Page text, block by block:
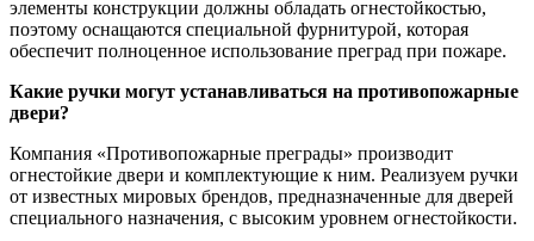
элементы конструкции должны обладать огнестойкостью,
поэтому оснащаются специальной фурнитурой, которая
обеспечит полноценное использование преград при пожаре.
Какие ручки могут устанавливаться на противопожарные
двери?
Компания «Противопожарные преграды» производит
огнестойкие двери и комплектующие к ним. Реализуем ручки
от известных мировых брендов, предназначенные для дверей
специального назначения, с высоким уровнем огнестойкости.